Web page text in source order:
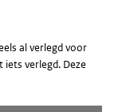
al verlegd voor
verlegd. Deze